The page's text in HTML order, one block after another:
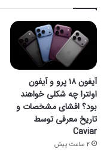
آیفون ۱۸ پرو و آیفون
اولترا چه شکلی خواهند
بود؟ افشای مشخصات و
تاریخ معرفی توسط
Caviar
2 ساعت پیش